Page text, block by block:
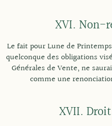
XVI. Non-
Le fait pour Lune de
quelconque des obligations
Générales de Vente, ne
comme une
XVII.